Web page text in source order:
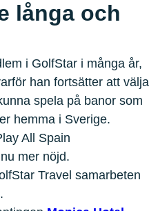
långa och
i GolfStar i många år,
han fortsätter att välja
spela på banor som
hemma i Sverige.
All Spain
mer nöjd.
Travel samarbeten